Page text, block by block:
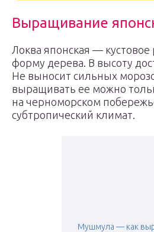
Выращивание
Локва японская —
форму дерева. В высоту
Не выносит сильных
выращивать ее можно
на черноморском
субтропический климат.
Мушмула — как